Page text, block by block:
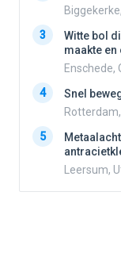
3
Witte bol
maakte
Enschede,
4
Snel
5
Leersum,